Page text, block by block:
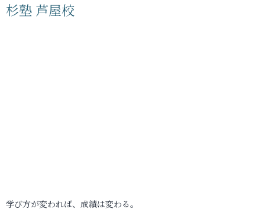
杉塾 芦屋校
学び方が変われば、成績は変わる。